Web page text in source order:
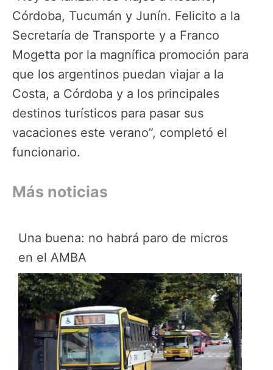
Córdoba, Tucumán y Junín. Felicito a la
Secretaría de Transporte y a Franco
Mogetta por la magnífica promoción para
que los argentinos puedan viajar a la
Costa, a Córdoba y a los principales
destinos turísticos para pasar sus
vacaciones este verano”, completó el
funcionario.
Más noticias
Una buena: no habrá paro de micros
en el AMBA